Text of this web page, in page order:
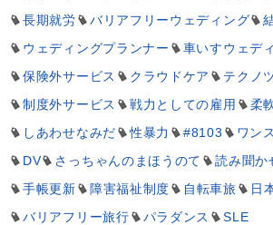
長期就労
バリアフリーウェディング
ウェディングプランナー
車いすウェデ
保険外サービス
クラウドケア
テクノ
制度外サービス
戦力としての雇用
柔
しあわせなみだ
性暴力 #8103
ワン
DV
さっちゃんのまほうのて 読み聞か
手帳更新
障害福祉制度 自転車旅 日
バリアフリー旅行
パラダンス
SLE